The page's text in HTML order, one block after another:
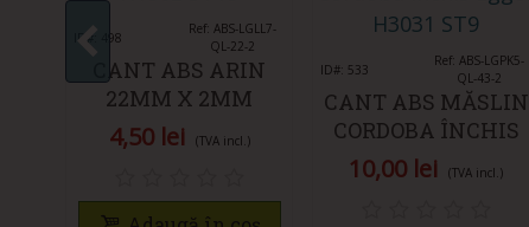
Îmi place
ID#: 498
Ref: ABS-LGLL7-
QL-22-2
CANT ABS ARIN
22MM X 2MM
4,50 lei (TVA incl.)
Îmi place
ID#: 533
Ref: ABS-LGPK5-
QL-43-2
CANT ABS MĂSLIN
CORDOBA ÎNCHIS
43MM X 2MM
10,00 lei (TVA incl.)